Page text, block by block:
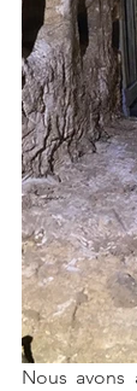
Nous avons